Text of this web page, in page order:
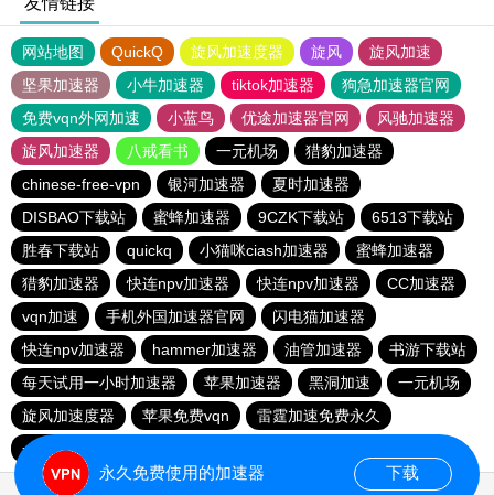
网站地图 QuickQ 旋风加速度器 旋风
旋风加速
坚果加速器
小牛加速器 tiktok加速器
狗急加速器官网
免费vqn外网加速
小蓝鸟 优途加速器官网
风驰加速器
旋风加速器
八戒看书 一元机场
猎豹加速器
chinese-free-vpn
银河加速器
夏时加速器
DISBAO下载站
蜜蜂加速器 9CZK下载站
6513下载站
胜春下载站
quickq 小猫咪ciash加速器
蜜蜂加速器
猎豹加速器
快连npv加速器 快连npv加速器
CC加速器
vqn加速
手机外国加速器官网
闪电猫加速器
快连npv加速器
hammer加速器 油管加速器
书游下载站
每天试用一小时加速器
苹果加速器 黑洞加速
一元机场
旋风加速度器
苹果免费vqn
雷霆加速免费永久
一元机场
永久免费使用的加速器 下载